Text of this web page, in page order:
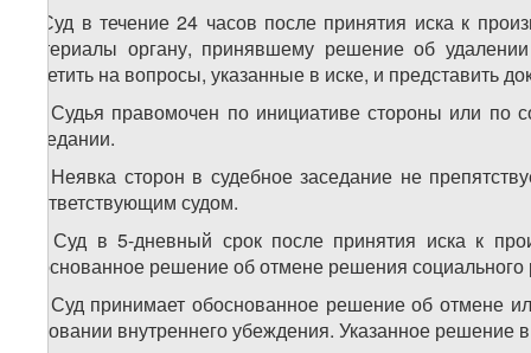
9. Суд в течение 24 часов после принятия иска к
материалы органу, принявшему решение об
ответить на вопросы, указанные в иске, и представить
10. Судья правомочен по инициативе стороны или по
заседании.
11. Неявка сторон в судебное заседание не
соответствующим судом.
12. Суд в 5-дневный срок после принятия иска к
обоснованное решение об отмене решения социального
13. Суд принимает обоснованное решение об отмене
основании внутреннего убеждения. Указанное